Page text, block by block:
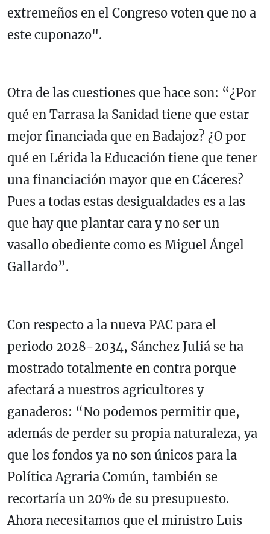
extremeños en el Congreso voten que no a
este cuponazo".
Otra de las cuestiones que hace son: “¿Por
qué en Tarrasa la Sanidad tiene que estar
mejor financiada que en Badajoz? ¿O por
qué en Lérida la Educación tiene que tener
una financiación mayor que en Cáceres?
Pues a todas estas desigualdades es a las
que hay que plantar cara y no ser un
vasallo obediente como es Miguel Ángel
Gallardo”.
Con respecto a la nueva PAC para el
periodo 2028-2034, Sánchez Juliá se ha
mostrado totalmente en contra porque
afectará a nuestros agricultores y
ganaderos: “No podemos permitir que,
además de perder su propia naturaleza, ya
que los fondos ya no son únicos para la
Política Agraria Común, también se
recortaría un 20% de su presupuesto.
Ahora necesitamos que el ministro Luis